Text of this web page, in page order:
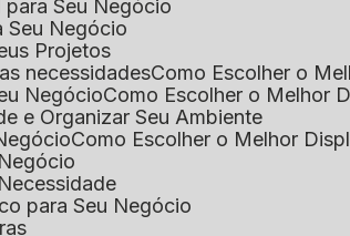
para Seu Negócio
Seu Negócio
Projetos
necessidades
Como Escolher o
Negócio
Como Escolher o Melhor
e Organizar Seu Ambiente
Como Escolher o Melhor
para Seu Negócio